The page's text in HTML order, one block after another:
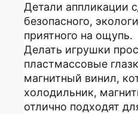
Детали аппликации
безопасного,
приятного на ощупь.
Делать игрушки
пластмассовые
магнитный винил,
холодильник,
отлично подходят